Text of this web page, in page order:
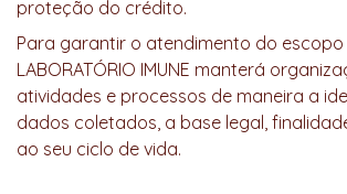
proteção do crédito.
Para garantir o atendimento do escopo
LABORATÓRIO IMUNE manterá
atividades e processos de maneira a
dados coletados, a base legal,
ao seu ciclo de vida.